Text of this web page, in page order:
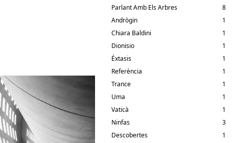
Parlant Amb Els Arbres
8
Andrògin
1
Chiara Baldini
1
Dionisio
1
Éxtasis
1
Referència
1
Trance
1
Uma
1
Vaticà
1
Ninfas
3
Descobertes
1